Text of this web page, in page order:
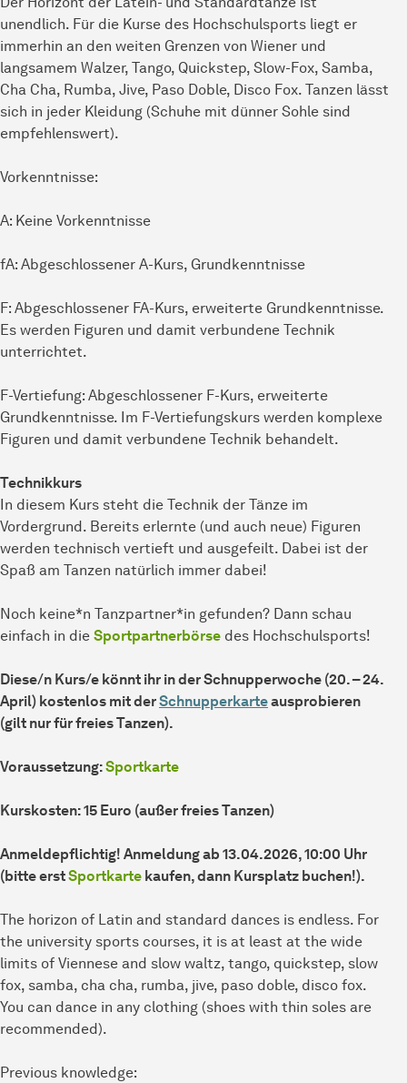
unendlich. Für die Kurse des Hochschulsports liegt er
immerhin an den weiten Grenzen von Wiener und
langsamem Walzer, Tango, Quickstep, Slow-Fox, Samba,
Cha Cha, Rumba, Jive, Paso Doble, Disco Fox. Tanzen lässt
sich in jeder Kleidung (Schuhe mit dünner Sohle sind
empfehlenswert).
Vorkenntnisse:
A: Keine Vorkenntnisse
fA: Abgeschlossener A-Kurs, Grundkenntnisse
F: Abgeschlossener FA-Kurs, erweiterte Grundkenntnisse.
Es werden Figuren und damit verbundene Technik
unterrichtet.
F-Vertiefung: Abgeschlossener F-Kurs, erweiterte
Grundkenntnisse. Im F-Vertiefungskurs werden komplexe
Figuren und damit verbundene Technik behandelt.
Technikkurs
In diesem Kurs steht die Technik der Tänze im
Vordergrund. Bereits erlernte (und auch neue) Figuren
werden technisch vertieft und ausgefeilt. Dabei ist der
Spaß am Tanzen natürlich immer dabei!
Noch keine*n Tanzpartner*in gefunden? Dann schau
einfach in die Sportpartnerbörse des Hochschulsports!
Diese/n Kurs/e könnt ihr in der Schnupperwoche (20. – 24.
April) kostenlos mit derSchnupperkarteausprobieren
(gilt nur für freies Tanzen).
Voraussetzung:Sportkarte
Kurskosten: 15 Euro (außer freies Tanzen)
Anmeldepflichtig! Anmeldung ab 13.04.2026, 10:00 Uhr
(bitte erstSportkarte kaufen, dann Kursplatz buchen!).
The horizon of Latin and standard dances is endless. For
the university sports courses, it is at least at the wide
limits of Viennese and slow waltz, tango, quickstep, slow
fox, samba, cha cha, rumba, jive, paso doble, disco fox.
You can dance in any clothing (shoes with thin soles are
recommended).
Previous knowledge: